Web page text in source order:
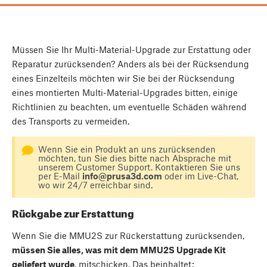
Müssen Sie Ihr Multi-Material-Upgrade zur Erstattung oder
Reparatur zurücksenden? Anders als bei der Rücksendung
eines Einzelteils möchten wir Sie bei der Rücksendung
eines montierten Multi-Material-Upgrades bitten, einige
Richtlinien zu beachten, um eventuelle Schäden während
des Transports zu vermeiden.
Wenn Sie ein Produkt an uns zurücksenden
möchten, tun Sie dies bitte nach Absprache mit
unserem Customer Support. Kontaktieren Sie uns
per E-Mail info@prusa3d.com oder im Live-Chat,
wo wir 24/7 erreichbar sind.
Rückgabe zur Erstattung
Wenn Sie die MMU2S zur Rückerstattung zurücksenden,
müssen Sie alles, was mit dem MMU2S Upgrade Kit
geliefert wurde, mitschicken. Das beinhaltet: